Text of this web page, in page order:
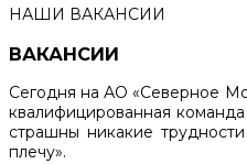
НАШИ ВАКАНСИИ
ВАКАНСИИ
Сегодня на АО «Северное
квалифицированная
страшны никакие
плечу».